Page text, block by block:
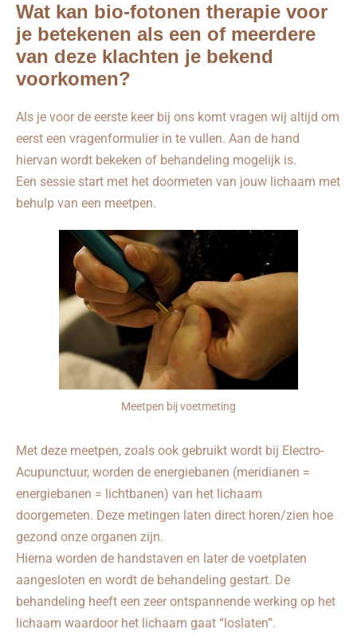
Wat kan bio-fotonen therapie voor
je betekenen als een of meerdere
van deze klachten je bekend
voorkomen?
Als je voor de eerste keer bij ons komt vragen wij altijd om
eerst een vragenformulier in te vullen. Aan de hand
hiervan wordt bekeken of behandeling mogelijk is.
Een sessie start met het doormeten van jouw lichaam met
behulp van een meetpen.
Meetpen bij voetmeting
Met deze meetpen, zoals ook gebruikt wordt bij Electro-
Acupunctuur, worden de energiebanen (meridianen =
energiebanen = lichtbanen) van het lichaam
doorgemeten. Deze metingen laten direct horen/zien hoe
gezond onze organen zijn.
Hierna worden de handstaven en later de voetplaten
aangesloten en wordt de behandeling gestart. De
behandeling heeft een zeer ontspannende werking op het
lichaam waardoor het lichaam gaat “loslaten”.